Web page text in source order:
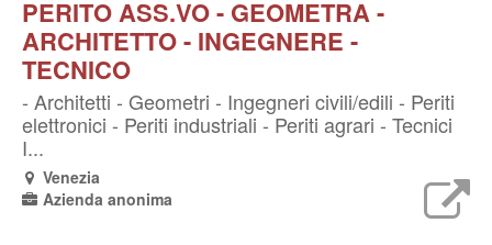
PERITO ASS.VO - GEOMETRA -
ARCHITETTO - INGEGNERE -
TECNICO
- Architetti - Geometri - Ingegneri civili/edili - Periti
elettronici - Periti industriali - Periti agrari - Tecnici
I...
Venezia
Azienda anonima